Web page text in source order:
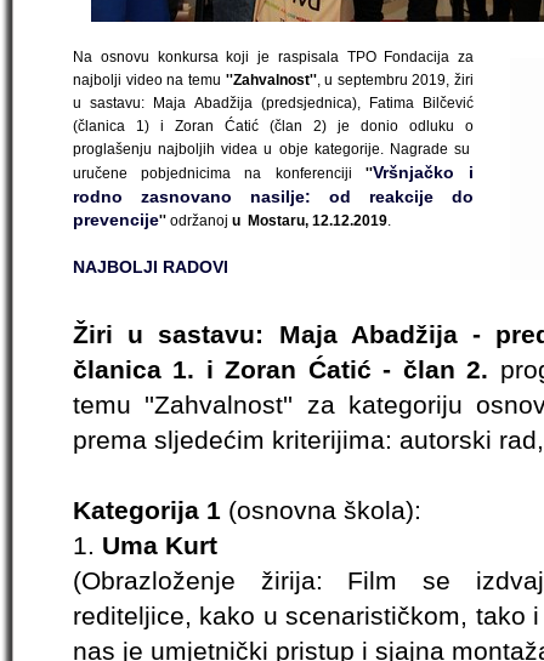
Na osnovu konkursa koji je raspisala TPO Fondacija za
najbolji video na temu ''Zahvalnost'', u septembru 2019, žiri
u sastavu: Maja Abadžija (predsjednica), Fatima Bilčević
(članica 1) i Zoran Ćatić (član 2) je donio odluku o
proglašenju najboljih videa u obje kategorije. Nagrade su
uručene pobjednicima na konferenciji ''Vršnjačko i
rodno zasnovano nasilje: od reakcije do
prevencije'' održanoj u Mostaru, 12.12.2019.
NAJBOLJI RADOVI
Žiri u sastavu: Maja Abadžija -
članica 1. i Zoran Ćatić - član 2.
temu ''Zahvalnost'' za kategoriju
prema sljedećim kriterijima: autorski
Kategorija 1 (osnovna škola):
1. Uma Kurt
(Obrazloženje žirija: Film se
rediteljice, kako u scenarističkom, tako
nas je umjetnički pristup i sjajna